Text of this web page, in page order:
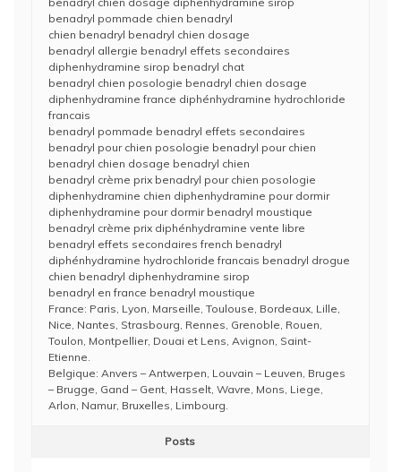
benadryl pommade chien benadryl
chien benadryl benadryl chien dosage
benadryl allergie benadryl effets secondaires
diphenhydramine sirop benadryl chat
benadryl chien posologie benadryl chien dosage
diphenhydramine france diphénhydramine hydrochloride
francais
benadryl pommade benadryl effets secondaires
benadryl pour chien posologie benadryl pour chien
benadryl chien dosage benadryl chien
benadryl crème prix benadryl pour chien posologie
diphenhydramine chien diphenhydramine pour dormir
diphenhydramine pour dormir benadryl moustique
benadryl crème prix diphénhydramine vente libre
benadryl effets secondaires french benadryl
diphénhydramine hydrochloride francais benadryl drogue
chien benadryl diphenhydramine sirop
benadryl en france benadryl moustique
France: Paris, Lyon, Marseille, Toulouse, Bordeaux, Lille,
Nice, Nantes, Strasbourg, Rennes, Grenoble, Rouen,
Toulon, Montpellier, Douai et Lens, Avignon, Saint-
Etienne.
Belgique: Anvers – Antwerpen, Louvain – Leuven, Bruges
– Brugge, Gand – Gent, Hasselt, Wavre, Mons, Liege,
Arlon, Namur, Bruxelles, Limbourg.
Posts